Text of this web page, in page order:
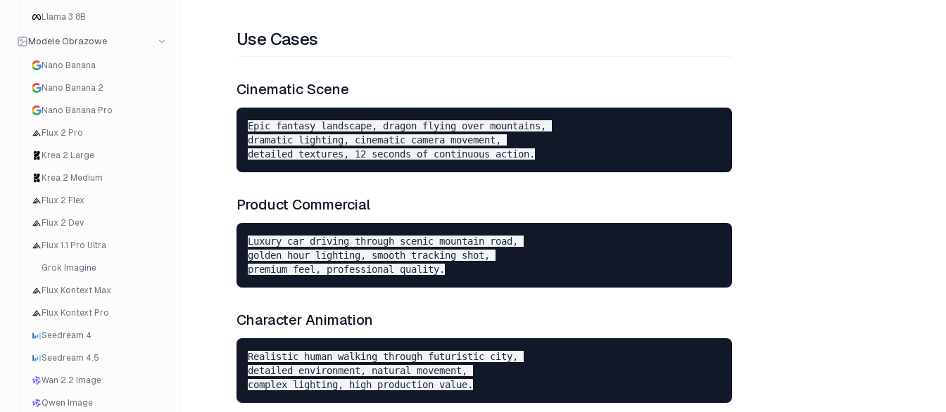
Llama 3 8B
Modele Obrazowe
Nano Banana
Nano Banana 2
Nano Banana Pro
Flux 2 Pro
Krea 2 Large
Krea 2 Medium
Flux 2 Flex
Flux 2 Dev
Flux 1.1 Pro Ultra
Grok Imagine
Flux Kontext Max
Flux Kontext Pro
Seedream 4
Seedream 4.5
Wan 2.2 Image
Qwen Image
Use Cases
Cinematic Scene
Epic fantasy landscape, dragon flying over mountains,
dramatic lighting, cinematic camera movement,
Product Commercial
Luxury car driving through scenic mountain road,
golden hour lighting, smooth tracking shot,
Character Animation
Realistic human walking through futuristic city,
detailed environment, natural movement,